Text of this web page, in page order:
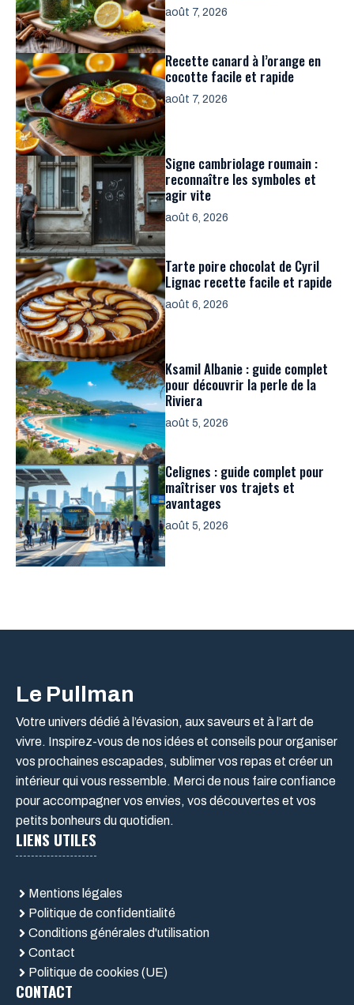
août 7, 2026
Recette canard à l’orange en
cocotte facile et rapide
août 7, 2026
Signe cambriolage roumain :
reconnaître les symboles et
agir vite
août 6, 2026
Tarte poire chocolat de Cyril
Lignac recette facile et rapide
août 6, 2026
Ksamil Albanie : guide complet
pour découvrir la perle de la
Riviera
août 5, 2026
Celignes : guide complet pour
maîtriser vos trajets et
avantages
août 5, 2026
Le Pullman
Votre univers dédié à l’évasion, aux saveurs et à l’art de
vivre. Inspirez-vous de nos idées et conseils pour organiser
vos prochaines escapades, sublimer vos repas et créer un
intérieur qui vous ressemble. Merci de nous faire confiance
pour accompagner vos envies, vos découvertes et vos
petits bonheurs du quotidien.
LIENS UTILES
Mentions légales
Politique de confidentialité
Conditions générales d'utilisation
Contact
Politique de cookies (UE)
CONTACT